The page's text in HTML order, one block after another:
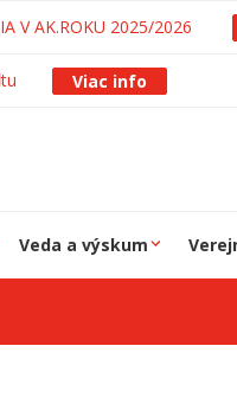
V AK.ROKU 2025/2026
Viac info
Veda a výskum